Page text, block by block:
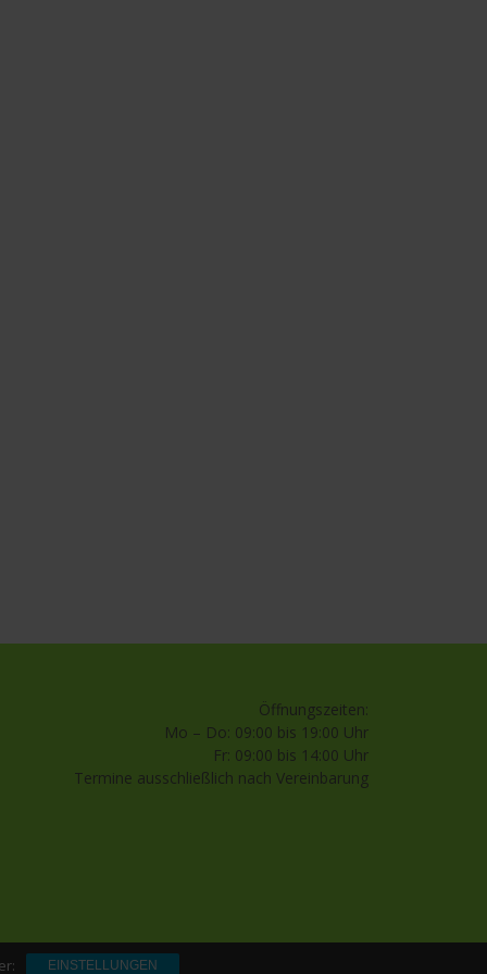
Öffnungszeiten:
Mo – Do: 09:00 bis 19:00 Uhr
Fr: 09:00 bis 14:00 Uhr
Termine ausschließlich nach Vereinbarung
EINSTELLUNGEN